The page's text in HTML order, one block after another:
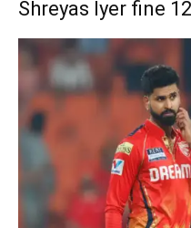
Shreyas Iyer fine